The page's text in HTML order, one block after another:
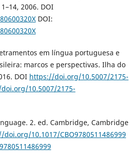
2006. DOI
DOI:
em língua portuguesa e
marcos e perspectivas. Ilha do
DOI https://doi.org/10.5007/2175-
10.5007/2175-
2. ed. Cambridge, Cambridge
doi.org/10.1017/CBO9780511486999